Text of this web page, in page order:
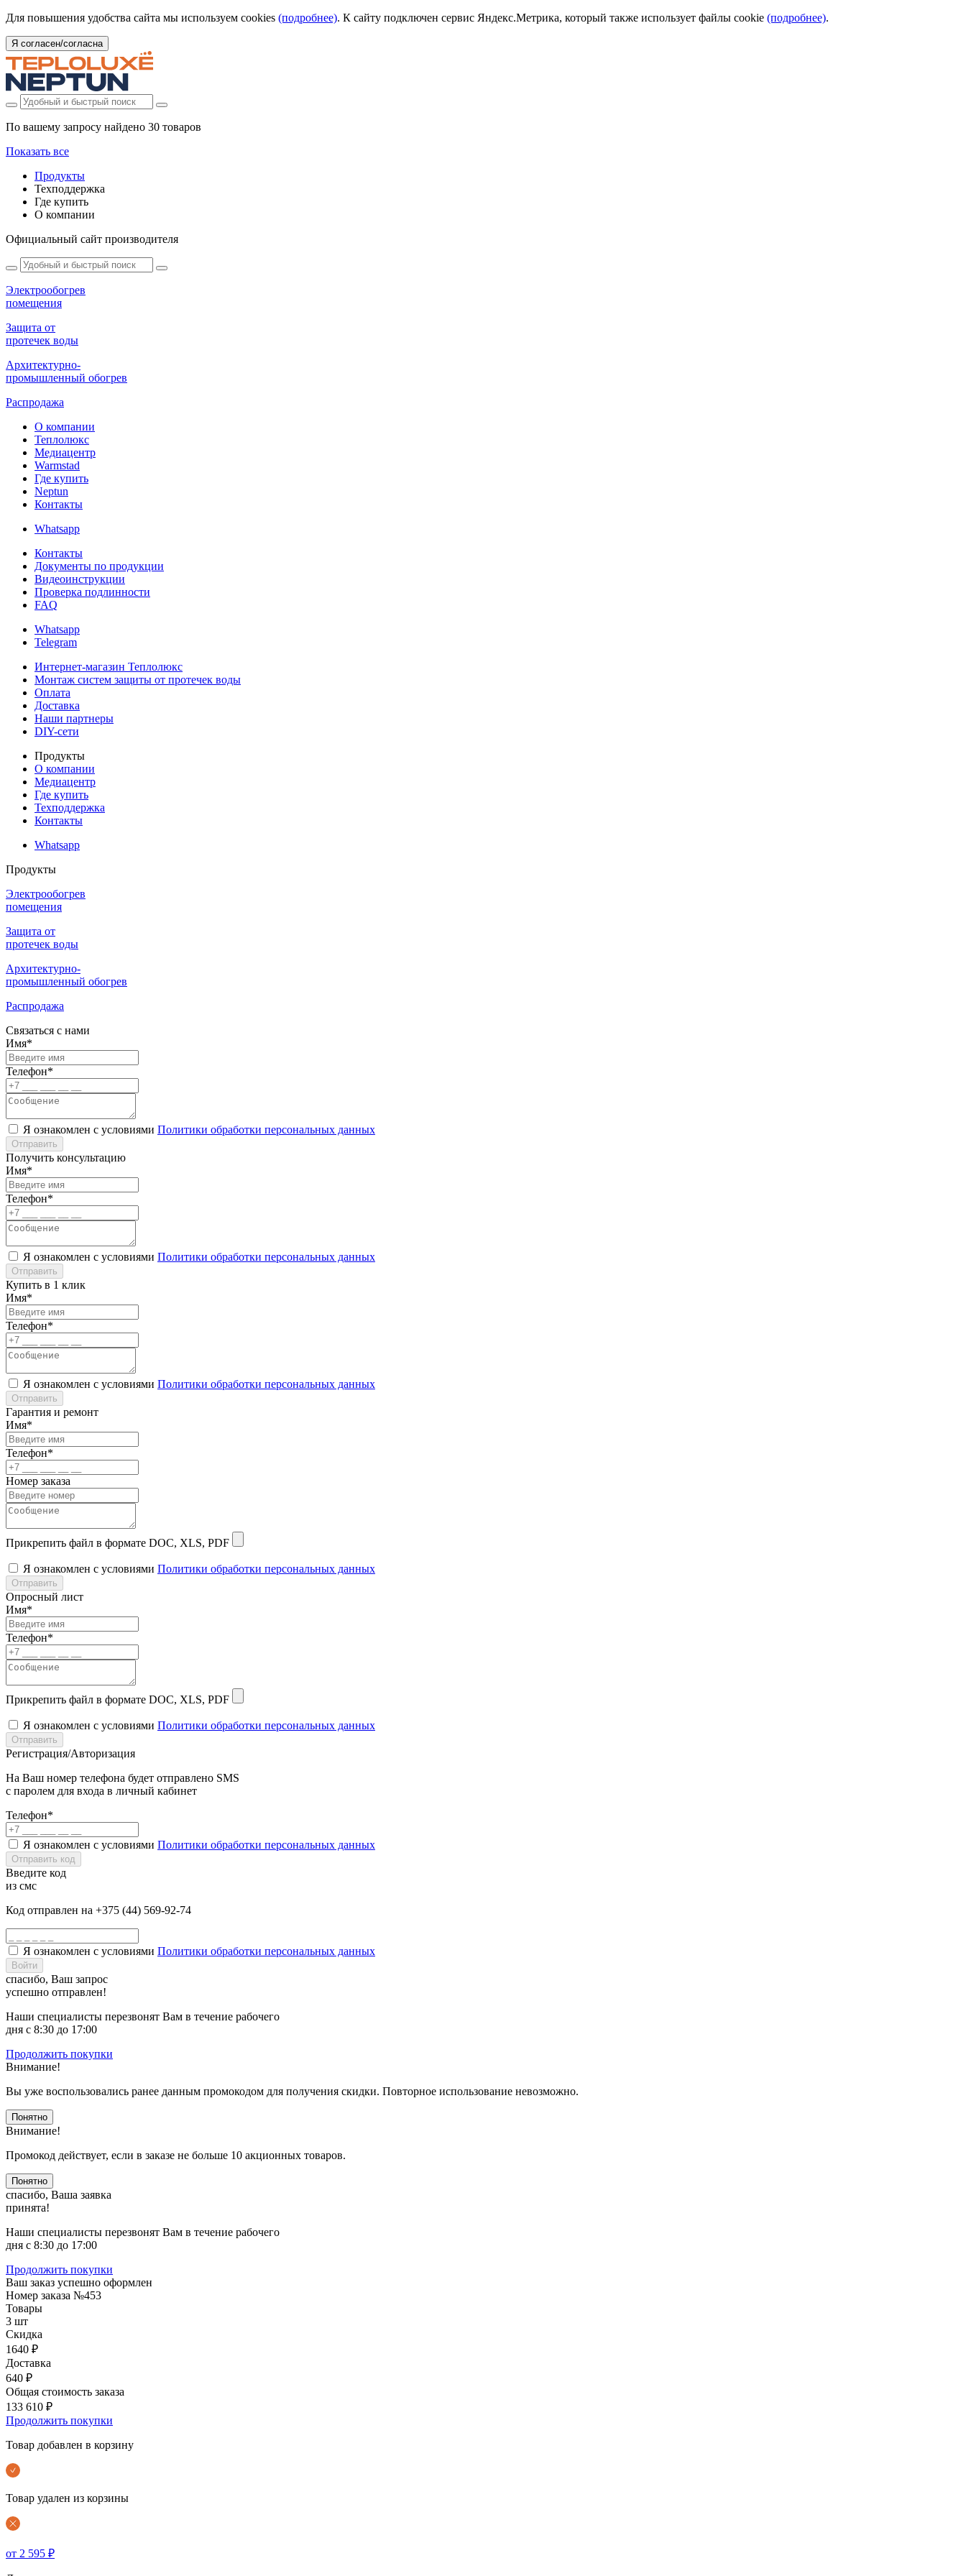
Для повышения удобства сайта мы используем cookies (подробнее). К сайту подключен сервис Яндекс.Метрика, который также использует файлы cookie (подробнее).
Я согласен/согласна
По вашему запросу найдено 30 товаров
Показать все
Продукты
Техподдержка
Где купить
О компании
Официальный сайт производителя
Электрообогрев
помещения
Защита от
протечек воды
Архитектурно-
промышленный обогрев
Распродажа
О компании
Теплолюкс
Медиацентр
Warmstad
Где купить
Neptun
Контакты
Whatsapp
Контакты
Документы по продукции
Видеоинструкции
Проверка подлинности
FAQ
Whatsapp
Telegram
Интернет-магазин Теплолюкс
Монтаж систем защиты от протечек воды
Оплата
Доставка
Наши партнеры
DIY-сети
Продукты
О компании
Медиацентр
Где купить
Техподдержка
Контакты
Whatsapp
Продукты
Электрообогрев
помещения
Защита от
протечек воды
Архитектурно-
промышленный обогрев
Распродажа
Связаться с нами
Имя*
Телефон*
Я ознакомлен с условиями Политики обработки персональных данных
Отправить
Получить консультацию
Имя*
Телефон*
Я ознакомлен с условиями Политики обработки персональных данных
Отправить
Купить в 1 клик
Имя*
Телефон*
Я ознакомлен с условиями Политики обработки персональных данных
Отправить
Гарантия и ремонт
Имя*
Телефон*
Номер заказа
Прикрепить файл в формате DOC, XLS, PDF
Я ознакомлен с условиями Политики обработки персональных данных
Отправить
Опросный лист
Имя*
Телефон*
Прикрепить файл в формате DOC, XLS, PDF
Я ознакомлен с условиями Политики обработки персональных данных
Отправить
Регистрация/Авторизация
На Ваш номер телефона будет отправлено SMS
с паролем для входа в личный кабинет
Телефон*
Я ознакомлен с условиями Политики обработки персональных данных
Отправить код
Введите код
из смс
Код отправлен на +375 (44) 569-92-74
Я ознакомлен с условиями Политики обработки персональных данных
Войти
спасибо, Ваш запрос
успешно отправлен!
Наши специалисты перезвонят Вам в течение рабочего
дня с 8:30 до 17:00
Продолжить покупки
Внимание!
Вы уже воспользовались ранее данным промокодом для получения скидки. Повторное использование невозможно.
Понятно
Внимание!
Промокод действует, если в заказе не больше 10 акционных товаров.
Понятно
спасибо, Ваша заявка
принята!
Наши специалисты перезвонят Вам в течение рабочего
дня с 8:30 до 17:00
Продолжить покупки
Ваш заказ успешно оформлен
Номер заказа №453
Товары
3 шт
Скидка
1640 ₽
Доставка
640 ₽
Общая стоимость заказа
133 610 ₽
Продолжить покупки
Товар добавлен в корзину
Товар удален из корзины
от 2 595 ₽